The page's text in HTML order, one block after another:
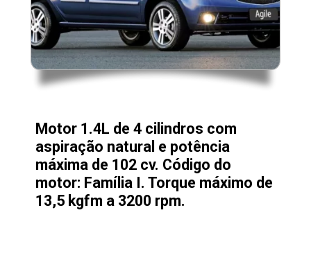
Motor 1.4L de 4 cilindros com
aspiração natural e potência
máxima de 102 cv. Código do
motor: Família I. Torque máximo de
13,5 kgfm a 3200 rpm.